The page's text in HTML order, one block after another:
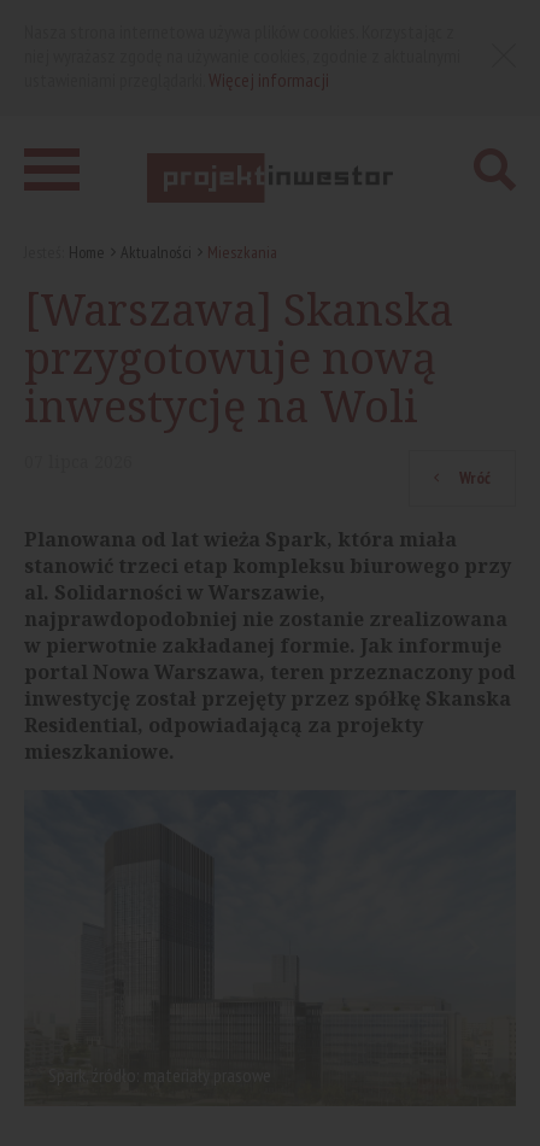
Home Aktualności Mieszkania
[Warszawa] Skanska
przygotowuje nową
inwestycję na Woli
Wróć
Planowana od lat wieża Spark, która miała
stanowić trzeci etap kompleksu biurowego przy
al. Solidarności w Warszawie,
najprawdopodobniej nie zostanie zrealizowana
w pierwotnie zakładanej formie. Jak informuje
portal Nowa Warszawa, teren przeznaczony pod
inwestycję został przejęty przez spółkę Skanska
Residential, odpowiadającą za projekty
mieszkaniowe.